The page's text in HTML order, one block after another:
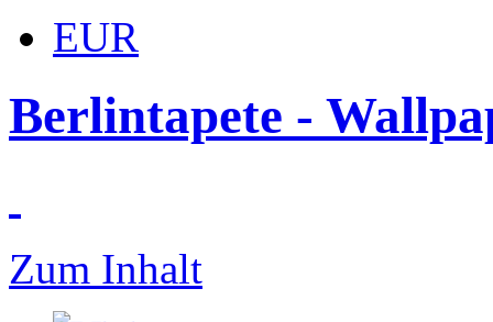
EUR
Berlintapete -
Zum Inhalt